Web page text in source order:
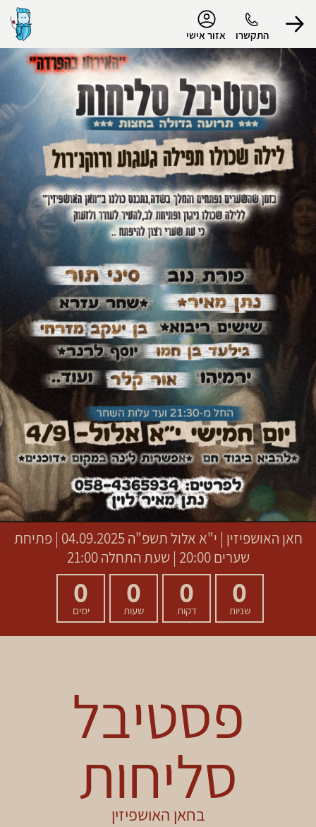
התקשרו אזור אישי
הפרופיל שלי
התנתק
חאן האושפיזין | י"א אלול תשפ"ה
04.09.2025 | פתיחת
שערים 20:00 | שעת התחלה 21:00
0
שניות
0
דקות
0
שעות
0
ימים
פסטיבל
סליחות
בחאן האושפיזין